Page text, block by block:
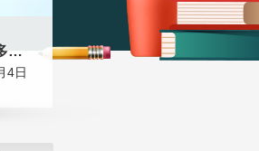
跨越限制，探索潛能！115年多元潛
4日